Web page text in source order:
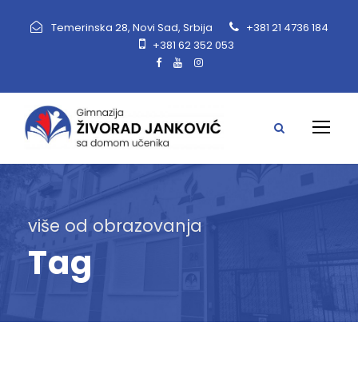
Temerinska 28, Novi Sad, Srbija
+381 21 4736 184
+381 62 352 053
više od obrazovanja
Tag